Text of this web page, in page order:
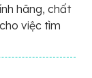
hãng, chất
việc tìm